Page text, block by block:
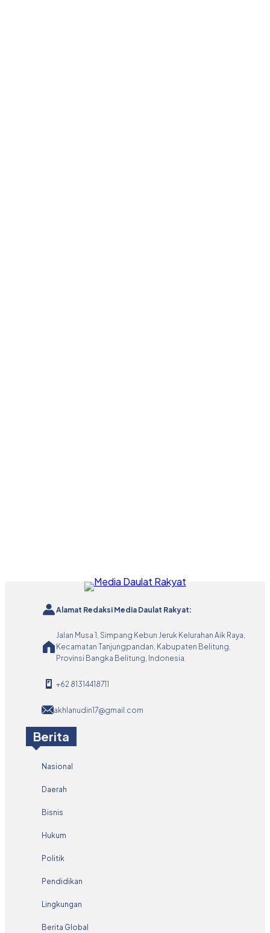
Alamat Redaksi Media Daulat Rakyat:
Jalan Musa 1, Simpang Kebun Jeruk Kelurahan Aik Raya,
Kecamatan Tanjungpandan, Kabupaten Belitung,
Provinsi Bangka Belitung, Indonesia.
+62 81314418711
akhlanudin17@gmail.com
Berita
Nasional
Daerah
Bisnis
Hukum
Politik
Pendidikan
Lingkungan
Berita Global